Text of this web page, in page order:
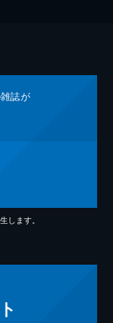
誌が
します。